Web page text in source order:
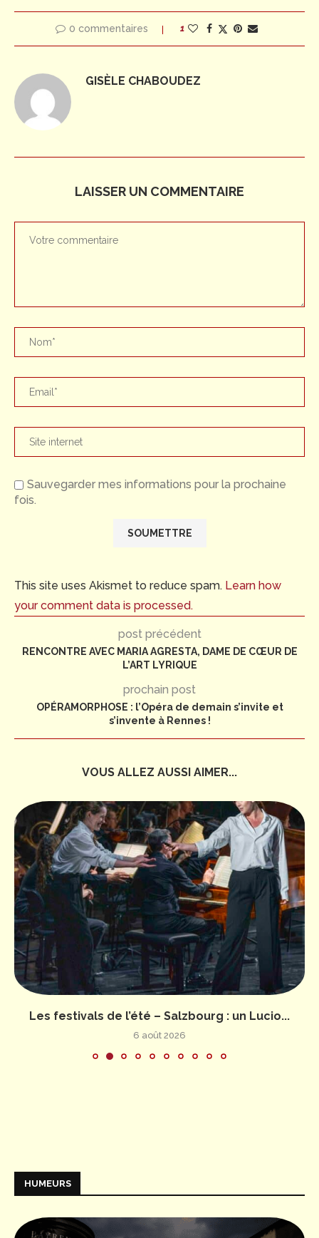
0 commentaires 1
GISÈLE CHABOUDEZ
LAISSER UN COMMENTAIRE
Sauvegarder mes informations pour la prochaine
fois.
This site uses Akismet to reduce spam. Learn how
your comment data is processed.
post précédent
RENCONTRE AVEC MARIA AGRESTA, DAME DE CŒUR DE
L’ART LYRIQUE
prochain post
OPÉRAMORPHOSE : l’Opéra de demain s’invite et
s’invente à Rennes !
VOUS ALLEZ AUSSI AIMER...
Les festivals de l’été – Salzbourg : un Lucio...
6 août 2026
HUMEURS